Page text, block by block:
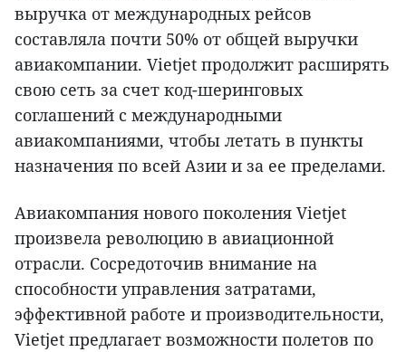
выручка от международных рейсов
составляла почти 50% от общей выручки
авиакомпании. Vietjet продолжит расширять
свою сеть за счет код-шеринговых
соглашений с международными
авиакомпаниями, чтобы летать в пункты
назначения по всей Азии и за ее пределами.
Авиакомпания нового поколения Vietjet
произвела революцию в авиационной
отрасли. Сосредоточив внимание на
способности управления затратами,
эффективной работе и производительности,
Vietjet предлагает возможности полетов по